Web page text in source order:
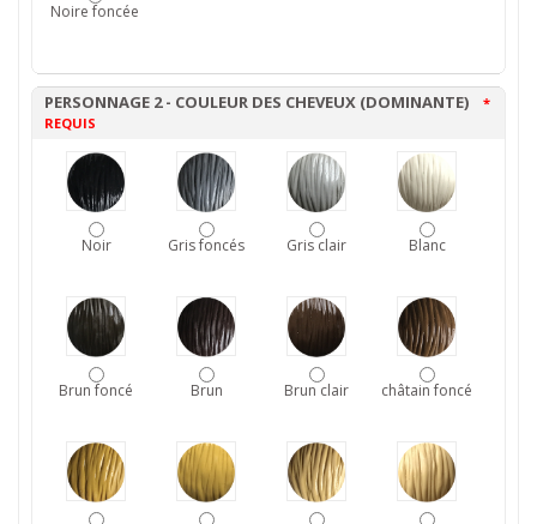
Noire foncée
PERSONNAGE 2 - COULEUR DES CHEVEUX (DOMINANTE) *
REQUIS
Noir Gris foncés Gris clair Blanc
Brun foncé Brun Brun clair châtain foncé